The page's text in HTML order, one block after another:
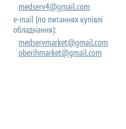
medserv4@gmail.com
e-mail (по питаннях купівлі
обладнання):
medservmarket@gmail.com
oberihmarket@gmail.com